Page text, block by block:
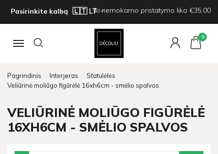
Pasirinkite kalbą Iki nemokamo pristatymo liko €35.00
Navigacija
0
Pagrindinis Interjeras
Statulėlės
Veliūrinė moliūgo figūrėlė 16xh6cm - smėlio spalvos
VELIŪRINĖ MOLIŪGO FIGŪRĖLĖ
16XH6CM - SMĖLIO SPALVOS